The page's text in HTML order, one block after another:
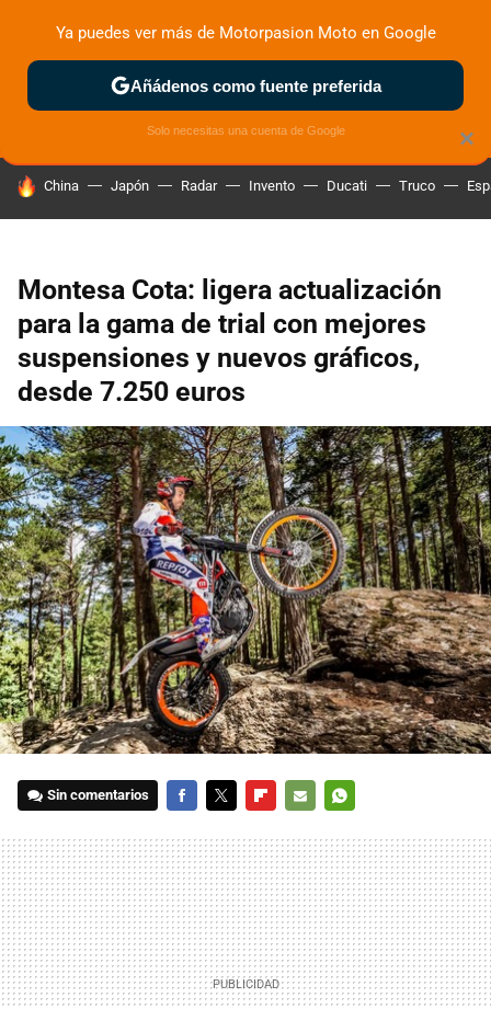
ZONA DE PRUEBAS DEPORTIVAS MOTOS ELÉCTRICAS
HOY SE HABLA DE
China Japón Radar Invento Ducati Truco
Montesa Cota: ligera actualización
para la gama de trial con mejores
suspensiones y nuevos gráficos,
desde 7.250 euros
Sin comentarios
MAIL
×
Ya puedes ver más de Motorpasion Moto en Google
Añádenos como fuente preferida
Solo necesitas una cuenta de Google